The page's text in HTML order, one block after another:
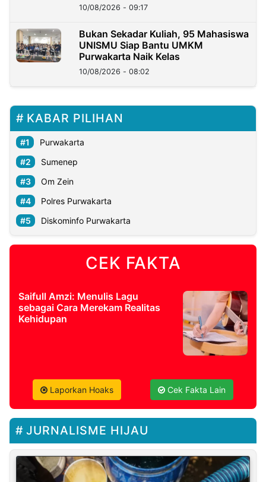
10/08/2026 - 09:17
Bukan Sekadar Kuliah, 95 Mahasiswa
UNISMU Siap Bantu UMKM
Purwakarta Naik Kelas
10/08/2026 - 08:02
KABAR PILIHAN
Purwakarta
Sumenep
Om Zein
Polres Purwakarta
Diskominfo Purwakarta
CEK FAKTA
Saifull Amzi: Menulis Lagu
sebagai Cara Merekam Realitas
Kehidupan
Laporkan Hoaks Cek Fakta Lain
JURNALISME HIJAU